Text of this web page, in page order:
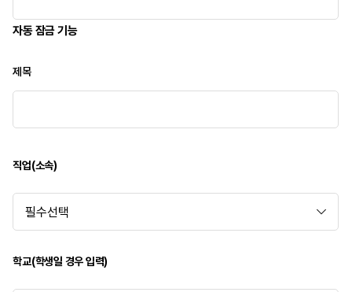
자동 잠금 기능
제목
직업(소속)
학교(학생일 경우 입력)